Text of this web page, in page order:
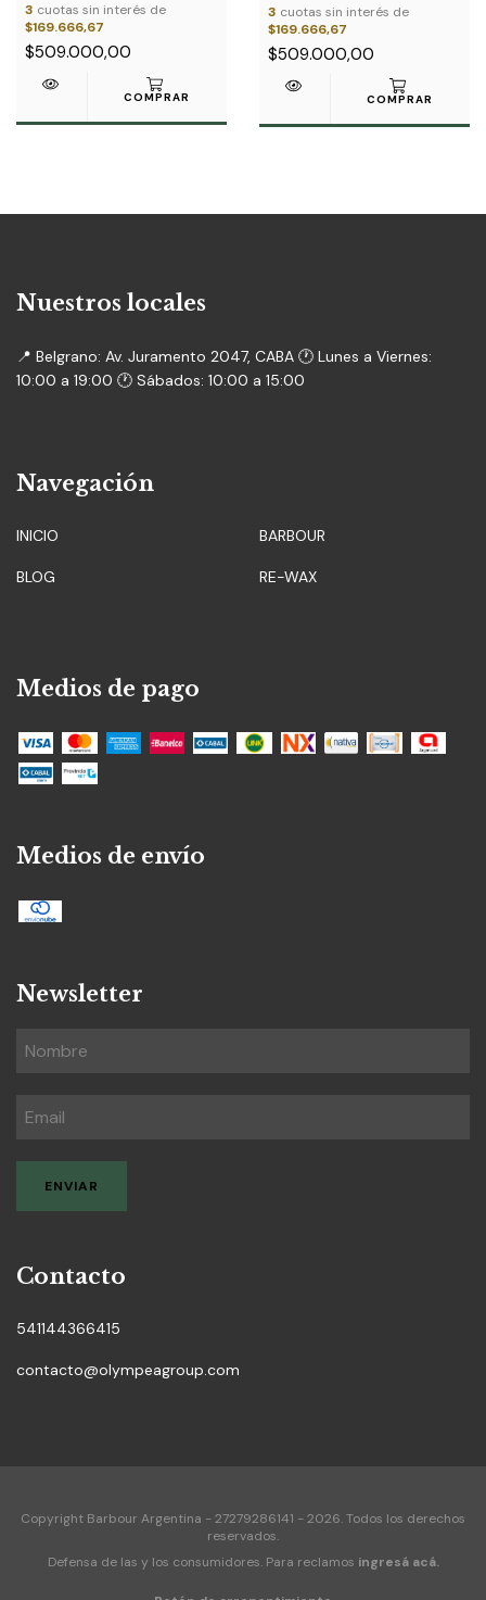
3 cuotas sin interés de
$169.666,67
$509.000,00
COMPRAR
3 cuotas sin interés de
$169.666,67
$509.000,00
COMPRAR
Nuestros locales
📍 Belgrano: Av. Juramento 2047, CABA 🕐 Lunes a Viernes:
10:00 a 19:00 🕐 Sábados: 10:00 a 15:00
Navegación
INICIO BARBOUR
BLOG RE-WAX
Medios de pago
Medios de envío
Newsletter
Contacto
541144366415
contacto@olympeagroup.com
Copyright Barbour Argentina - 27279286141 - 2026. Todos los derechos
reservados.
Defensa de las y los consumidores. Para reclamos ingresá acá.